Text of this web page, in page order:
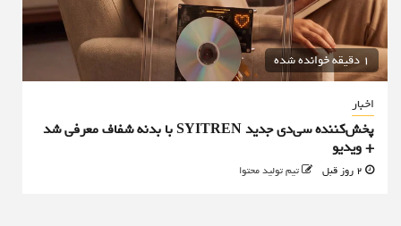
1 دقیقه خوانده شده
اخبار
پخش‌کننده سی‌دی جدید SYITREN با بدنه شفاف معرفی شد
+ ویدیو
تیم تولید محتوا